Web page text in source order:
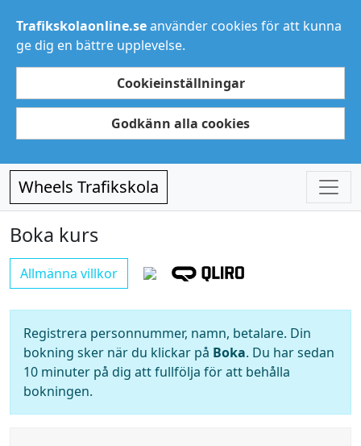
Trafikskolaonline.seanvänder cookies för att kunna
ge dig en bättre upplevelse.
Cookieinställningar
Godkänn alla cookies
Wheels Trafikskola
Boka kurs
Allmänna villkor
Registrera personnummer, namn, betalare. Din
bokning sker när du klickar på Boka. Du har sedan
10 minuter på dig att fullfölja för att behålla
bokningen.